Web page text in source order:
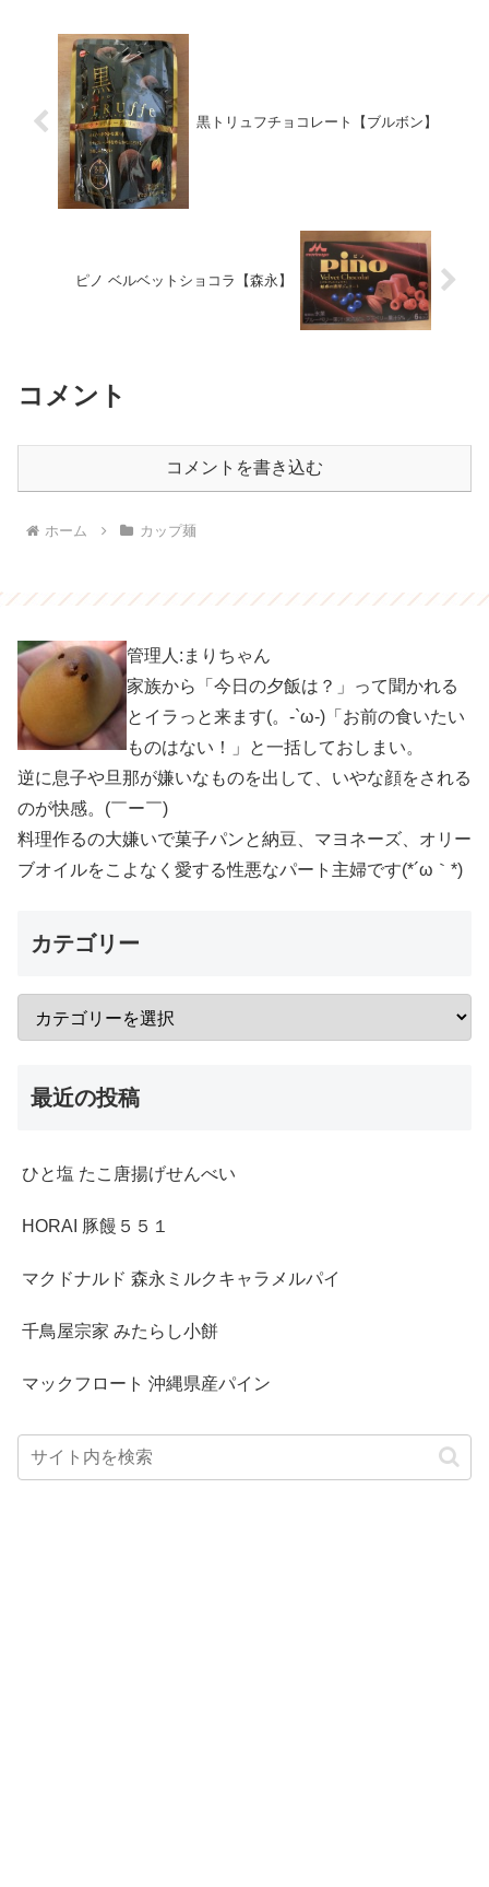
黒トリュフチョコレート【ブルボン】
ピノ ベルベットショコラ【森永】
コメント
コメントを書き込む
ホーム カップ麺
管理人:まりちゃん
家族から「今日の夕飯は？」って聞かれる
とイラっと来ます(。-`ω-)「お前の食いたい
ものはない！」と一括しておしまい。
逆に息子や旦那が嫌いなものを出して、いやな顔をされる
のが快感。(￣ー￣)
料理作るの大嫌いで菓子パンと納豆、マヨネーズ、オリー
ブオイルをこよなく愛する性悪なパート主婦です(*´ω｀*)
カテゴリー
最近の投稿
ひと塩 たこ唐揚げせんべい
HORAI 豚饅５５１
マクドナルド 森永ミルクキャラメルパイ
千鳥屋宗家 みたらし小餅
マックフロート 沖縄県産パイン